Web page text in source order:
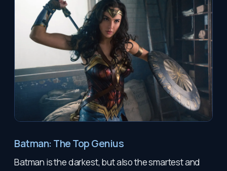
Batman: The Top Genius
Batman is the darkest, but also the smartest and